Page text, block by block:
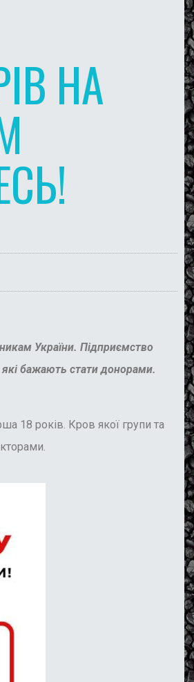
НА
України. Підприємство
які бажають стати донорами.
18 років. Кров якої групи та